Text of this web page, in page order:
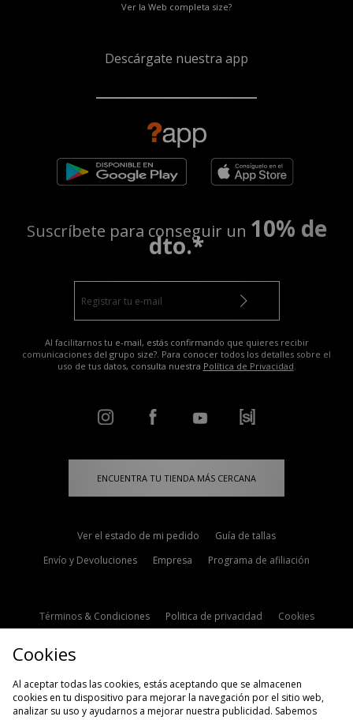
Ver la Web completa size?
Descárgate nuestra app
Suscríbete para conseguir un 10% de
dto.*
Al facilitarnos tu e-mail, estás confirmando que quieres recibir
comunicaciones del grupo size?. Para conocer todos los detalles sobre el
uso de tus datos, consulta nuestra Política de Privacidad.
ENCUENTRA TU TIENDA MÁS CERCANA
Ver el estado de mi pedido
Guía de tallas
Envío y Devoluciones
Empresa Programa de afiliación
Términos & Condiciones Politica de privacidad
Cookies
Cookies
Al aceptar todas las cookies, estás aceptando que se almacenen
cookies en tu dispositivo para mejorar la navegación por el sitio web,
analizar su uso y ayudarnos a mejorar nuestra publicidad. Sabemos